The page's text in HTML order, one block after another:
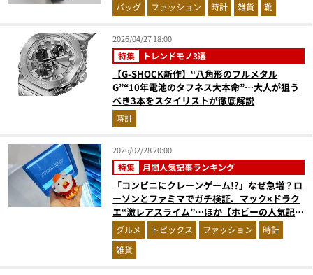
バッグ ファッション 時計 雑貨 靴
2026/04/27 18:00
特集 トレンドモノ3選
【G-SHOCK新作】“八角形のフルメタル
G”“10年電池のタフネス大本命”…大人が狙う
べき3本をスタイリストが徹底解説
時計
2026/02/28 20:00
特集 月間人気記事ランキング
「コンビニにクレーンゲーム!?」なぜ急増？ロ
ーソンとファミマでガチ検証、マック×ドラク
エ“激レアスライム”…ほか【ホビーの人気記事
ランキングベスト3】（2026年1月版）
グルメ トピックス ファッション
時計
雑貨